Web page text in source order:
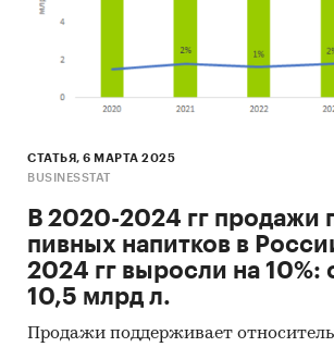
СТАТЬЯ, 6 МАРТА 2025
BUSINESSTAT
В 2020-2024 гг продажи
пивных напитков в
2024 гг выросли на 10%:
10,5 млрд л.
Продажи поддерживает